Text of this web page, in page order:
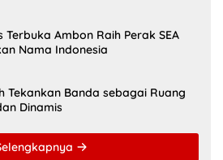
Terbuka Ambon Raih Perak SEA
Nama Indonesia
Tekankan Banda sebagai Ruang
Dinamis